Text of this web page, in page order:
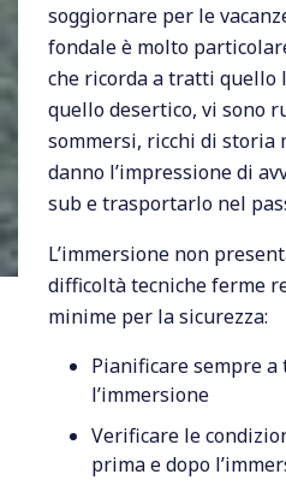
soggiornare per le
fondale è molto
che ricorda a tratti
quello desertico, vi sono
sommersi, ricchi di storia
danno l’impressione di
sub e trasportarlo nel
L’immersione non
difficoltà tecniche ferme
minime per la sicurezza:
Pianificare sempre a
l’immersione
Verificare le
prima e dopo